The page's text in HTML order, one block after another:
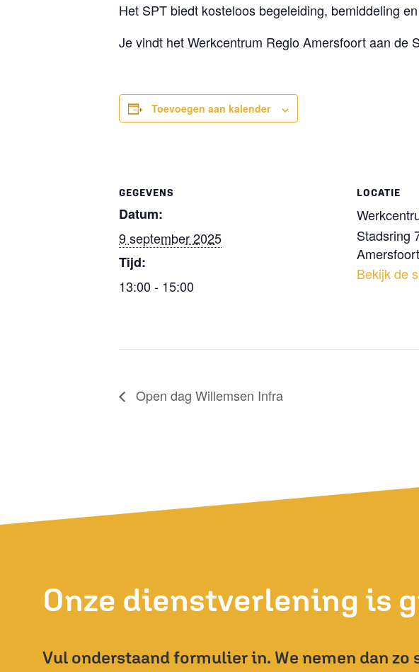
Het SPT biedt kosteloos begeleiding, bemiddeling
Je vindt het Werkcentrum Regio Amersfoort aan de
Toevoegen aan kalender
GEGEVENS
Datum:
9 september 2025
Tijd:
13:00 - 15:00
LOCATIE
Stadsring
Amersfoort
Bekijk de
Open dag Willemsen Infra
Onze dienstverlening is
Vul onderstaand formulier in. We nemen dan